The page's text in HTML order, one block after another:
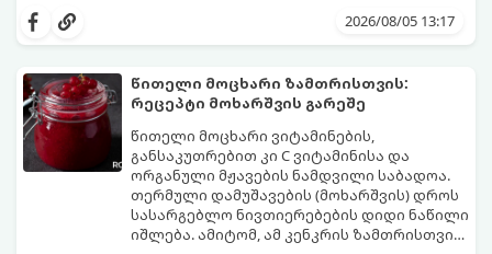
საოცრად დახვეწილ და მაგრილებელ
და მის მომზადებას მინიმალური
პორცია
2026/08/05 13:17
წითელი მოცხარი ზამთრისთვის:
რეცეპტი მოხარშვის გარეშე
წითელი მოცხარი ვიტამინების,
განსაკუთრებით კი C ვიტამინისა და
ორგანული მჟავების ნამდვილი საბადოა.
თერმული დამუშავების (მოხარშვის) დროს
სასარგებლო ნივთიერებების დიდი ნაწილი
იშლება. ამიტომ, ამ კენკრის ზამთრისთვის